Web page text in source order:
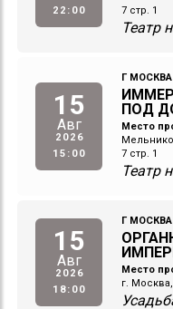
22:00
7 стр. 1
Театр
15
Авг
2026
15:00
Г МОСКВА
ПОД
Место
7 стр. 1
Театр
15
Авг
2026
18:00
Г МОСКВА
Место
г.